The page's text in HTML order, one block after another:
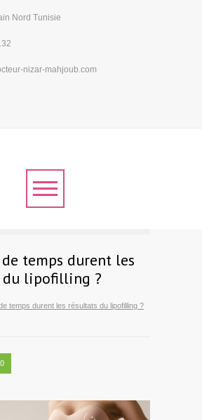
Nord Tunisie
nizar-mahjoub.com
temps durent les
du lipofilling ?
temps durent les résultats du lipofilling ?
0